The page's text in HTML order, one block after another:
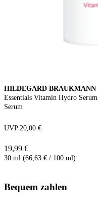
HILDEGARD BRAUKMANN
Essentials Vitamin Hydro Serum
Serum
UVP 20,00 €
19,99 €
30 ml (66,63 € / 100 ml)
Bequem zahlen